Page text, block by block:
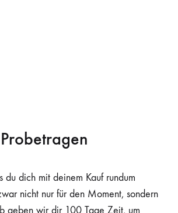
du dich mit deinem Kauf rundum
nicht nur für den Moment, sondern
geben wir dir 100 Tage Zeit, um